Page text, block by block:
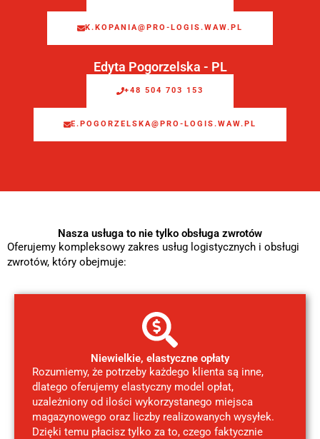
K.KOPANIA@PRO-LOGIS.WAW.PL
Edyta Pogorzelska - PL
+48 504 703 153
E.POGORZELSKA@PRO-LOGIS.WAW.PL
Nasza usługa to nie tylko obsługa zwrotów
Oferujemy kompleksowy zakres usług logistycznych i obsługi
zwrotów, który obejmuje:
Niewielkie, elastyczne opłaty
Rozumiemy, że potrzeby każdego klienta są inne,
dlatego oferujemy elastyczny model opłat,
uzależniony od ilości wykorzystanego miejsca
magazynowego oraz liczby realizowanych wysyłek.
Dzięki temu płacisz tylko za to, czego faktycznie